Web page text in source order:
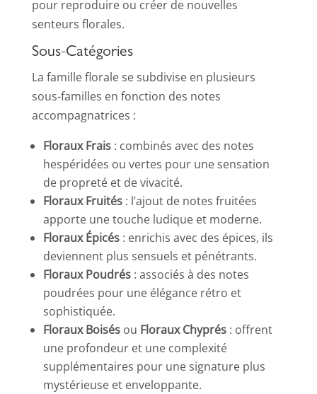
pour reproduire ou créer de nouvelles
senteurs florales.
Sous-Catégories
La famille florale se subdivise en plusieurs
sous-familles en fonction des notes
accompagnatrices :
Floraux Frais: combinés avec des notes
hespéridées ou vertes pour une sensation
de propreté et de vivacité.
Floraux Fruités: l’ajout de notes fruitées
apporte une touche ludique et moderne.
Floraux Épicés: enrichis avec des épices, ils
deviennent plus sensuels et pénétrants.
Floraux Poudrés: associés à des notes
poudrées pour une élégance rétro et
sophistiquée.
Floraux Boisésou Floraux Chyprés: offrent
une profondeur et une complexité
supplémentaires pour une signature plus
mystérieuse et enveloppante.